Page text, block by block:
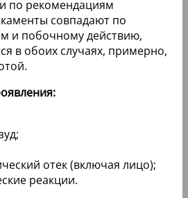
по рекомендациям
совпадают по
и побочному действию,
в обоих случаях, примерно,
отек (включая лицо);
реакции.